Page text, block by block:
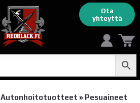
Ota
yhteyttä
Autonhoito­tuotteet » Pesuaineet